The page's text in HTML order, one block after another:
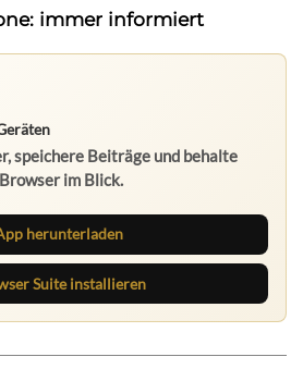
immer informiert
speichere Beiträge und behalte
im Blick.
herunterladen
Suite installieren